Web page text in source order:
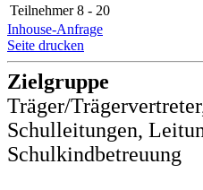
Teilnehmer 8 - 20
Inhouse-Anfrage
Seite drucken
Zielgruppe
Träger/
Schulleitungen,
Schulkindbetreuung